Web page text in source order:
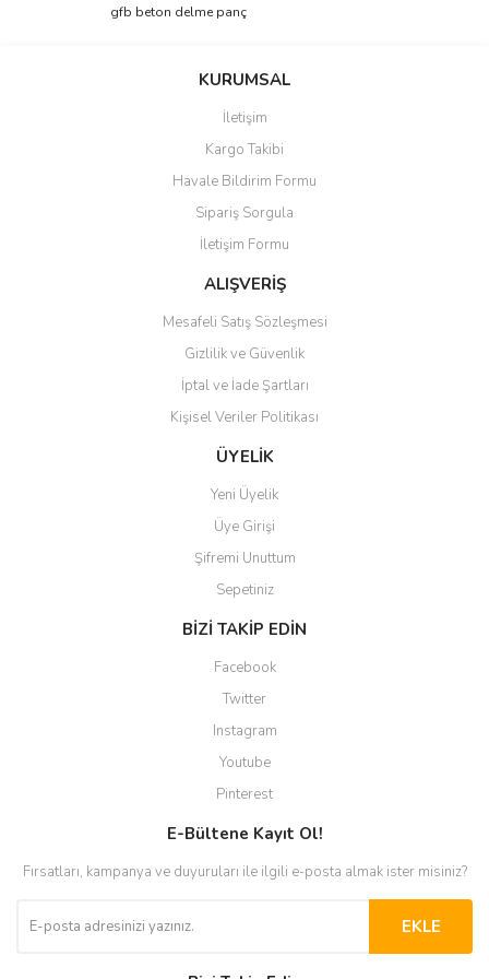
Bu ürüne ilk yorumu siz yapın!
Yorum Yaz
tarafımıza iletebilirsiniz.
Ürün açıklamasında eksik bilgiler bulunuyor.
Ürün bilgilerinde hatalar bulunuyor.
Ürün fiyatı diğer sitelerden daha pahalı.
Bu ürüne benzer farklı alternatifler olmalı.
Gönder
gfb beton delme panç
KURUMSAL
İletişim
Kargo Takibi
Havale Bildirim Formu
Sipariş Sorgula
İletişim Formu
ALIŞVERİŞ
Mesafeli Satış Sözleşmesi
Gizlilik ve Güvenlik
İptal ve İade Şartları
Kişisel Veriler Politikası
ÜYELİK
Yeni Üyelik
Üye Girişi
Şifremi Unuttum
Sepetiniz
BİZİ TAKİP EDİN
Facebook
Twitter
Instagram
Youtube
Pinterest
E-Bültene Kayıt Ol!
Fırsatları, kampanya ve duyuruları ile ilgili e-posta almak ister misiniz?
EKLE